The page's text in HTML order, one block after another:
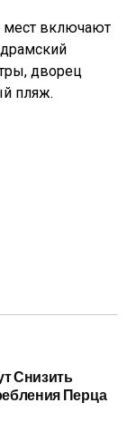
мест включают
дворец
пляж.
Снизить
Перца